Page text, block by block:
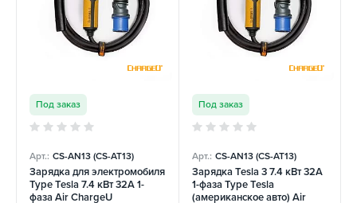
Под заказ
Арт.: CS-AN13 (CS-AT13)
Зарядка для электромобиля
Type Tesla 7.4 кВт 32А 1-
фаза Air ChargeU
Под заказ
Арт.: CS-AN13 (CS-AT13)
Зарядка Tesla 3 7.4 кВт 32A
1-фаза Type Tesla
(американское авто) Air